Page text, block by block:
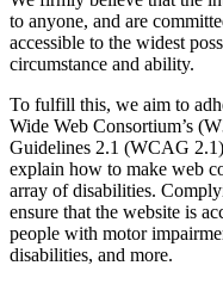
to anyone, and are
accessible to the widest
circumstance and ability.
To fulfill this, we aim to
Wide Web Consortium’s
Guidelines 2.1 (WCAG
explain how to make web
array of disabilities.
ensure that the website is
people with motor
disabilities, and more.